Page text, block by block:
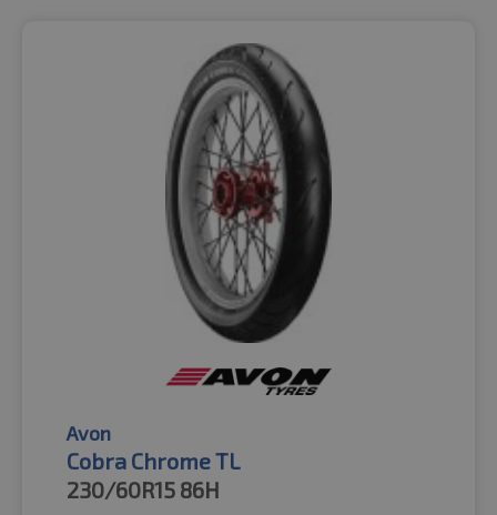
Avon
Cobra Chrome TL
230/60R15 86H